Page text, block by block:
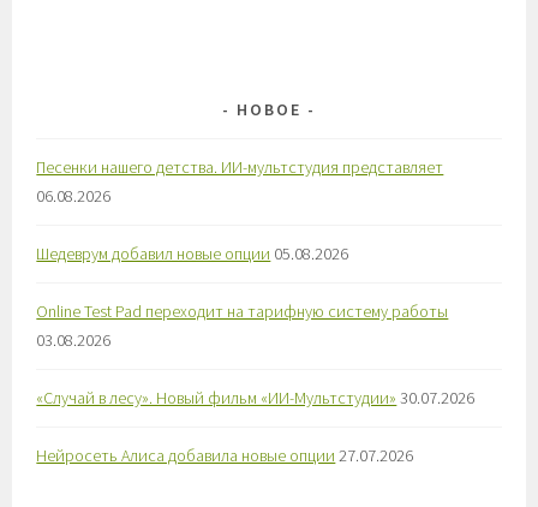
НОВОЕ
Песенки нашего детства. ИИ-мультстудия представляет
06.08.2026
Шедеврум добавил новые опции 05.08.2026
Online Test Pad переходит на тарифную систему работы
03.08.2026
«Случай в лесу». Новый фильм «ИИ-Мультстудии» 30.07.2026
Нейросеть Алиса добавила новые опции 27.07.2026